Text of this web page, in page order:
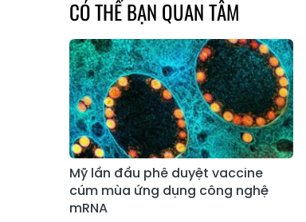
CÓ THỂ BẠN QUAN TÂM
Mỹ lần đầu phê duyệt vaccine
cúm mùa ứng dụng công nghệ
mRNA